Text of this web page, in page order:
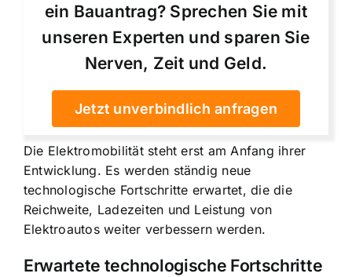
ein Bauantrag? Sprechen Sie mit
unseren Experten und sparen Sie
Nerven, Zeit und Geld.
Jetzt unverbindlich anfragen
Die Elektromobilität steht erst am Anfang ihrer
Entwicklung. Es werden ständig neue
technologische Fortschritte erwartet, die die
Reichweite, Ladezeiten und Leistung von
Elektroautos weiter verbessern werden.
Erwartete technologische Fortschritte